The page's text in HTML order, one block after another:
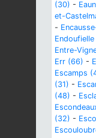
(30) -
et-
-
Entre-
Err (66) -
Escamps
(31) -
(48) -
(32) -